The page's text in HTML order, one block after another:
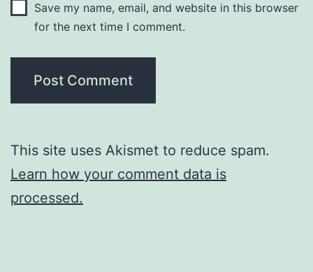
Save my name, email, and website in this browser
for the next time I comment.
This site uses Akismet to reduce spam.
Learn how your comment data is
processed.